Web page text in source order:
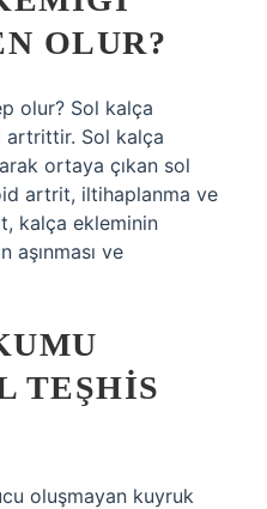
OLUR?
olur? Sol kalça
artrittir. Sol kalça
ortaya çıkan sol
artrit, iltihaplanma ve
kalça ekleminin
aşınması ve
TEŞHIS
oluşmayan kuyruk